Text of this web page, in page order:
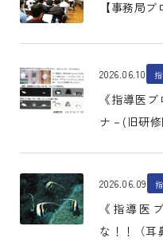
【事務局
2026.06.10
《指導医
ナ－(旧研
2026.06.09
《指導医
な！！（耳